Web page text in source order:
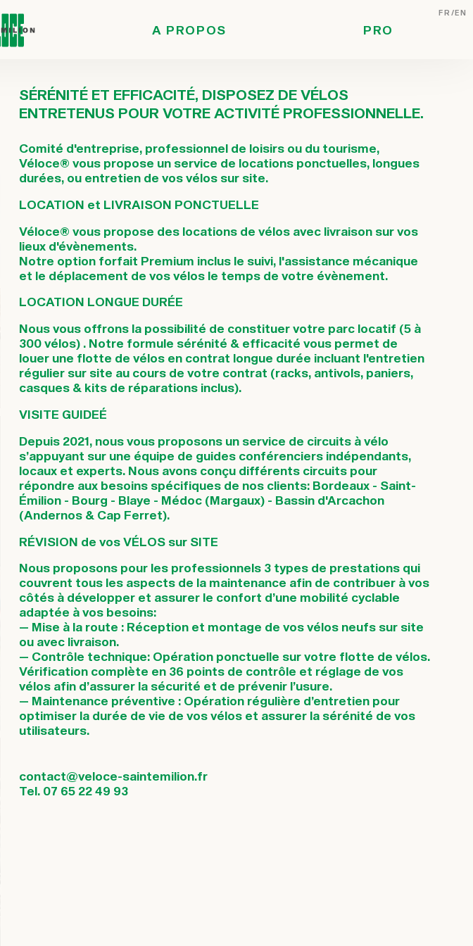
A PROPOS PRO
FR EN
SÉRÉNITÉ ET EFFICACITÉ, DISPOSEZ DE VÉLOS
ENTRETENUS POUR VOTRE ACTIVITÉ PROFESSIONNELLE.
Comité d'entreprise, professionnel de loisirs ou du tourisme,
Véloce® vous propose un service de locations ponctuelles, longues
durées, ou entretien de vos vélos sur site.
LOCATION et LIVRAISON PONCTUELLE
Véloce® vous propose des locations de vélos avec livraison sur vos
lieux d'évènements.
Notre option forfait Premium inclus le suivi, l'assistance mécanique
et le déplacement de vos vélos le temps de votre évènement.
LOCATION LONGUE DURÉE
Nous vous offrons la possibilité de constituer votre parc locatif (5 à
300 vélos) . Notre formule sérénité & efficacité vous permet de
louer une flotte de vélos en contrat longue durée incluant l'entretien
régulier sur site au cours de votre contrat (racks, antivols, paniers,
casques & kits de réparations inclus).
VISITE GUIDEÉ
Depuis 2021, nous vous proposons un service de circuits à vélo
s’appuyant sur une équipe de guides conférenciers indépendants,
locaux et experts. Nous avons conçu différents circuits pour
répondre aux besoins spécifiques de nos clients: Bordeaux - Saint-
Émilion - Bourg - Blaye - Médoc (Margaux) - Bassin d'Arcachon
(Andernos & Cap Ferret).
RÉVISION de vos VÉLOS sur SITE
Nous proposons pour les professionnels 3 types de prestations qui
couvrent tous les aspects de la maintenance afin de contribuer à vos
côtés à développer et assurer le confort d’une mobilité cyclable
adaptée à vos besoins:
— Mise à la route : Réception et montage de vos vélos neufs sur site
ou avec livraison.
— Contrôle technique: Opération ponctuelle sur votre flotte de vélos.
Vérification complète en 36 points de contrôle et réglage de vos
vélos afin d’assurer la sécurité et de prévenir l’usure.
— Maintenance préventive : Opération régulière d’entretien pour
optimiser la durée de vie de vos vélos et assurer la sérénité de vos
utilisateurs.
contact@veloce-saintemilion.fr
Tel. 07 65 22 49 93